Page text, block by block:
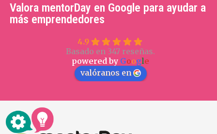
Valora mentorDay en Google para ayudar a
más emprendedores
4.9
Basado en 347 reseñas.
powered by Google
valóranos en